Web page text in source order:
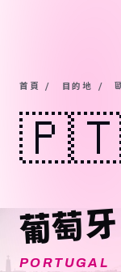
首頁 / 目的地 /
葡萄牙
PORTUGAL